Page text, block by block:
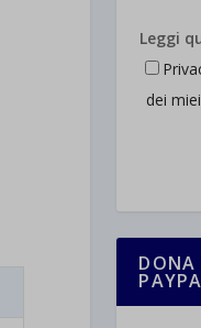
Leggi
dei
DONA